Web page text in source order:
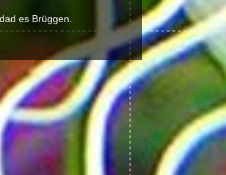
es Brüggen.